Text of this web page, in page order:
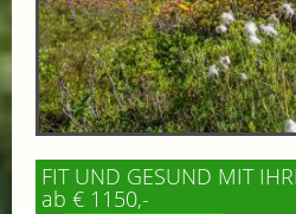
FIT UND GESUND MIT
ab € 1150,-